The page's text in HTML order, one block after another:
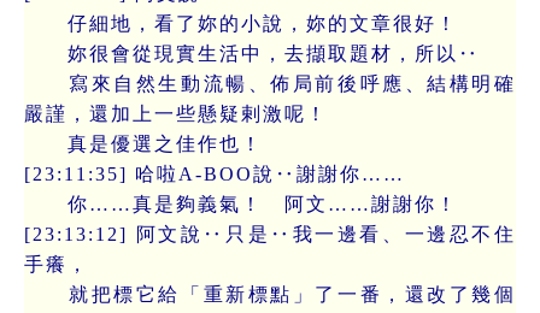
仔細地，看了妳的小說，妳的文章很好！
妳很會從現實生活中，去擷取題材，所以‥
寫來自然生動流暢、佈局前後呼應、結構明確
嚴謹，還加上一些懸疑剌激呢！
真是優選之佳作也！
[23:11:35] 哈啦A-BOO說‥謝謝你……
你……真是夠義氣！ 阿文……謝謝你！
[23:13:12] 阿文說‥只是‥我一邊看、一邊忍不住
手癢，
就把標它給「重新標點」了一番，還改了幾個